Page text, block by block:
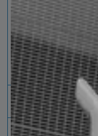
0.750"
0.625"
0.500"
0.074"
Peso de
Rollo
Diámetro
Máximo